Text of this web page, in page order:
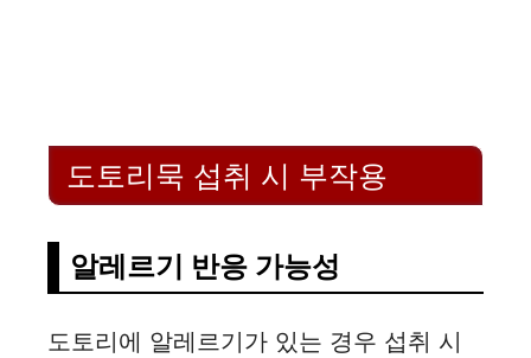
도토리묵 섭취 시 부작용
알레르기 반응 가능성
도토리에 알레르기가 있는 경우 섭취 시